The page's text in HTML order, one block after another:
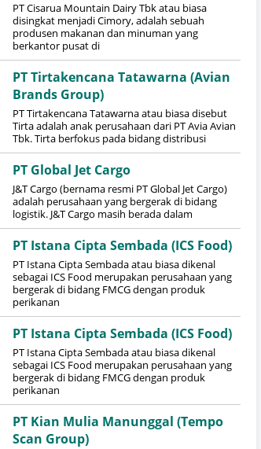
PT Cisarua Mountain Dairy Tbk atau biasa
disingkat menjadi Cimory, adalah sebuah
produsen makanan dan minuman yang
berkantor pusat di
PT Tirtakencana Tatawarna (Avian
Brands Group)
PT Tirtakencana Tatawarna atau biasa disebut
Tirta adalah anak perusahaan dari PT Avia Avian
Tbk. Tirta berfokus pada bidang distribusi
PT Global Jet Cargo
J&T Cargo (bernama resmi PT Global Jet Cargo)
adalah perusahaan yang bergerak di bidang
logistik. J&T Cargo masih berada dalam
PT Istana Cipta Sembada (ICS Food)
PT Istana Cipta Sembada atau biasa dikenal
sebagai ICS Food merupakan perusahaan yang
bergerak di bidang FMCG dengan produk
perikanan
PT Istana Cipta Sembada (ICS Food)
PT Istana Cipta Sembada atau biasa dikenal
sebagai ICS Food merupakan perusahaan yang
bergerak di bidang FMCG dengan produk
perikanan
PT Kian Mulia Manunggal (Tempo
Scan Group)